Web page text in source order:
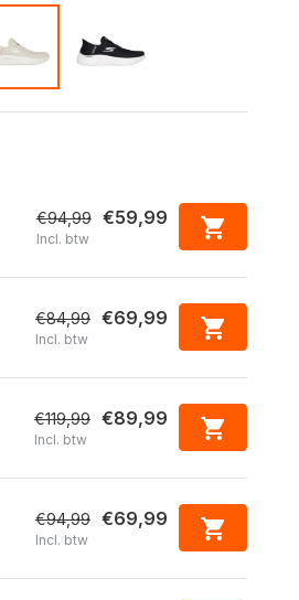
€94,99 €59,99
Incl. btw
€84,99 €69,99
Incl. btw
€119,99 €89,99
Incl. btw
€94,99 €69,99
Incl. btw